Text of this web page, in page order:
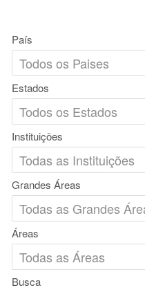
País
Estados
Instituições
Grandes Áreas
Áreas
Busca